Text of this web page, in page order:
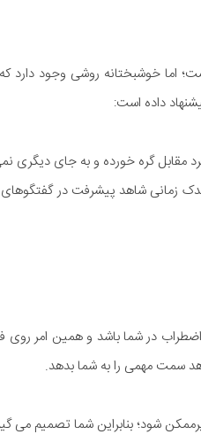
اما خوشبختانه روشی وجود
داده است:
مقابل گره خورده و به جای دیگری
اندک زمانی شاهد پیشرفت در
در شما باشد و همین امر روی
سمت مهمی را به شما بدهد.
شود؛ بنابراین شما تصمیم می